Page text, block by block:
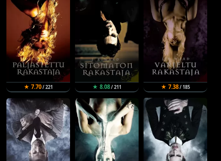
★ 7.70/ 221 ★ 8.08/ 211 ★ 7.38/ 185